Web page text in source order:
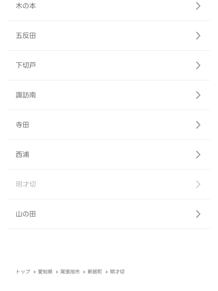
木の本
五反田
下切戸
諏訪南
寺田
西浦
明才切
山の田
トップ 愛知県 尾張旭市 新居町 明才切